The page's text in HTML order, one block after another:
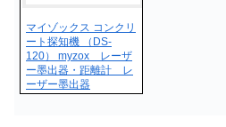
マイゾックス コンクリ
ート探知機 （DS-
120） myzox レーザ
ー墨出器・距離計 レ
ーザー墨出器